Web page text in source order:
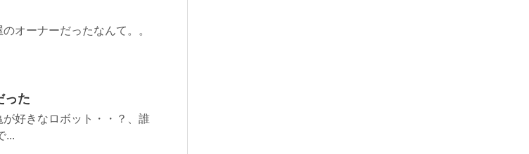
オーナーだったなんて。。
った
好きなロボット・・？、誰
...